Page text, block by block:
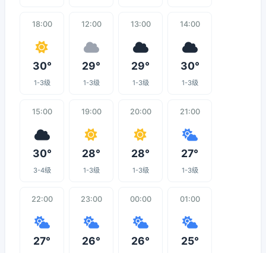
18:00
30°
1-3级
12:00
29°
1-3级
13:00
29°
1-3级
14:00
30°
1-3级
15:00
30°
3-4级
19:00
28°
1-3级
20:00
28°
1-3级
21:00
27°
1-3级
22:00
27°
23:00
26°
00:00
26°
01:00
25°